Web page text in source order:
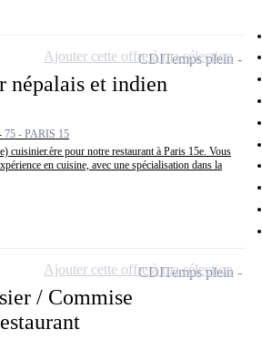
népalais et indien
75 - PARIS 15
cuisinier.ère pour notre restaurant à Paris 15e. Vous
en cuisine, avec une spécialisation dans la
CDITemps plein
Ajouter cette offre à ma sélection
/ Commise
CDITemps plein
Ajouter cette offre à ma sélection